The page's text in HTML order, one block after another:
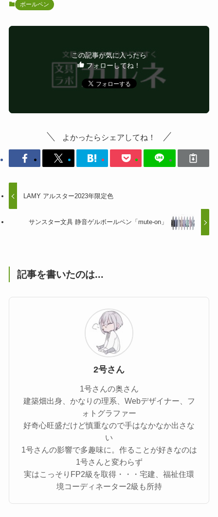
ボールペン
この記事が気に入ったら
フォローしてね！
よかったらシェアしてね！
LAMY アルスター2023年限定色
サンスター文具 静音ゲルボールペン「mute-on」
記事を書いたのは...
2号さん
1号さんの奥さん
建築畑出身、かなりの理系、Webデザイナー、フ
ォトグラファー
好奇心旺盛だけど慎重なので手はなかなか出さな
い
1号さんの影響で多趣味に。作ることが好きなのは
1号さんと変わらず
実はこっそりFP2級を取得・・・宅建、福祉住環
境コーディネーター2級も所持